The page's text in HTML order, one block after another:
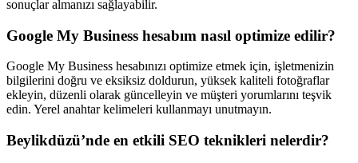
sonuçlar almanızı sağlayabilir.
Google My Business hesabım nasıl optimize edilir?
Google My Business hesabınızı optimize etmek için, işletmenizin
bilgilerini doğru ve eksiksiz doldurun, yüksek kaliteli fotoğraflar
ekleyin, düzenli olarak güncelleyin ve müşteri yorumlarını teşvik
edin. Yerel anahtar kelimeleri kullanmayı unutmayın.
Beylikdüzü’nde en etkili SEO teknikleri nelerdir?